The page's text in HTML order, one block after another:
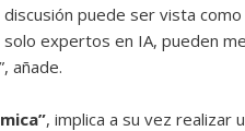
discusión puede ser vista
expertos en IA, pueden
añade.
, implica a su vez realizar